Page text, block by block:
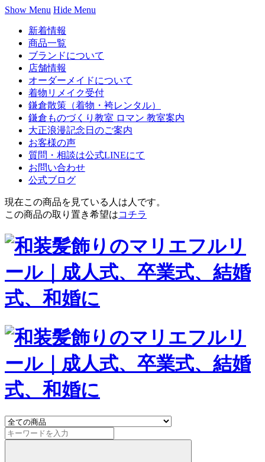
Show Menu Hide Menu
新着情報
商品一覧
ブランドについて
店舗情報
オーダーメイドについて
着物リメイク受付
鎌倉散策（着物・袴レンタル）
鎌倉ものづくり教室 ロマン 教室案内
大正浪漫記念日のご案内
お客様の声
質問・相談は公式LINEにて
お問い合わせ
公式ブログ
現在この商品を見ている人は 人です。
この商品の取り置き希望はコチラ